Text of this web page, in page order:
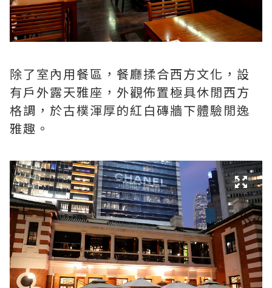
除了室內用餐區，餐廳揉合西方文化，設
有戶外露天雅座，外觀佈置極具休閒西方
格調，於古樸渾厚的紅白磚牆下體驗閒逸
雅趣。